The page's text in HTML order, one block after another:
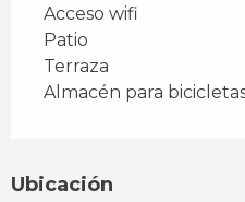
Acceso wifi
Patio
Terraza
Almacén para
Ubicación